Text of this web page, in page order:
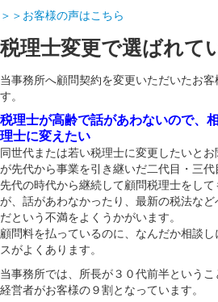
＞＞お客様の声はこちら
税理士変更で選ばれて
当事務所へ顧問契約を変更いただいたお
す。
税理士が高齢で話があわないので、
理士に変えたい
同世代または若い税理士に変更したいと
が先代から事業を引き継いだ二代目・三代
先代の時代から継続して顧問税理士をし
が、話があわなかったり、最新の税法な
だという不満をよくうかがいます。
顧問料を払っているのに、なんだか相談
スがよくあります。
当事務所では、所長が３０代前半という
経営者がお客様の９割となっています。